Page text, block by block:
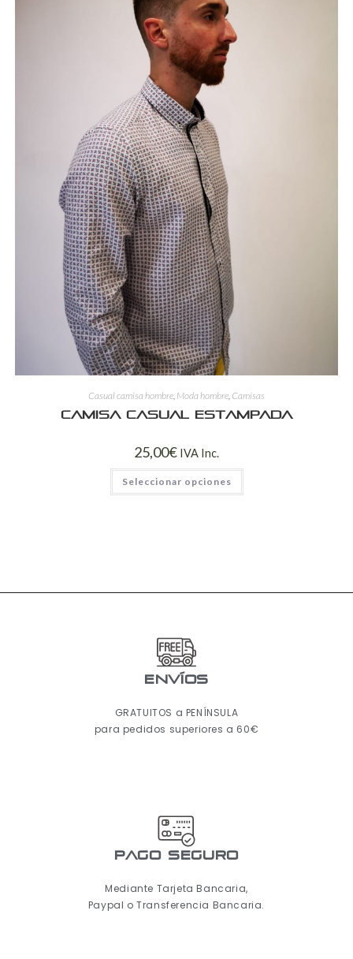
Casual camisa hombre, Moda hombre, Camisas
Camisa casual estampada
25,00€ IVA Inc.
Seleccionar opciones
ENVÍOS
GRATUITOS a PENÍNSULA
para pedidos superiores a 60€
pago seguro
Mediante Tarjeta Bancaria,
Paypal o Transferencia Bancaria.